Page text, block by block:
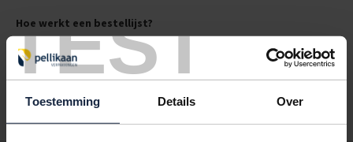
TEST
Toestemming Details Over
Hoe werkt een bestellijst?
Wanneer u bent ingelogd, kunt u een eigen bestellijst maken.
Gebruik bestel- en offertelijsten om eenvoudig en snel producten
te bestellen. Uw bestel- en offertelijsten kunt u terugvinden in uw